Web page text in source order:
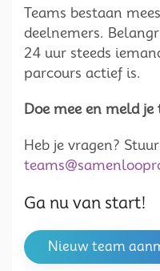
Teams bestaan
deelnemers.
24 uur steeds
parcours actief is.
Doe mee en meld
Heb je vragen?
Ga nu van start!
Nieuw team